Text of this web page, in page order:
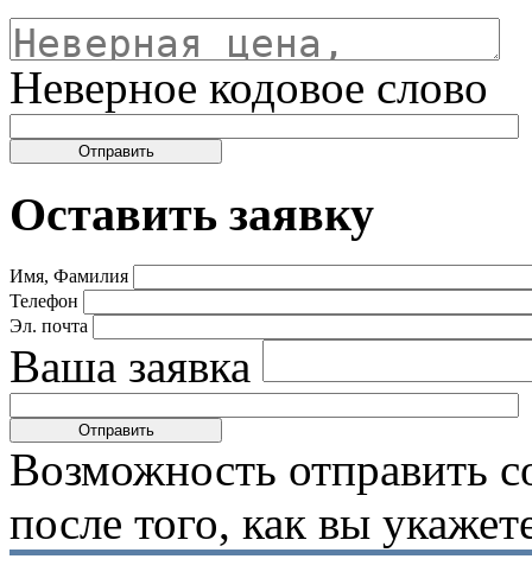
Неверное кодовое слово
Оставить заявку
Имя, Фамилия
Телефон
Эл. почта
Ваша заявка
Возможность отправить
после того, как вы